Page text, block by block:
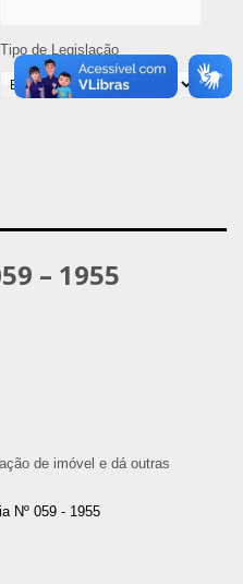
Tipo de Legislação
– 1955
de imóvel e dá outras
Nº 059 - 1955